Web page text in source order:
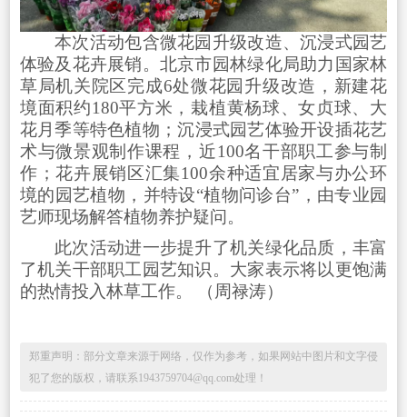
本次活动包含微花园升级改造、沉浸式园艺
体验及花卉展销。北京市园林绿化局助力国家林
草局机关院区完成6处微花园升级改造，新建花
境面积约180平方米，栽植黄杨球、女贞球、大
花月季等特色植物；沉浸式园艺体验开设插花艺
术与微景观制作课程，近100名干部职工参与制
作；花卉展销区汇集100余种适宜居家与办公环
境的园艺植物，并特设“植物问诊台”，由专业园
艺师现场解答植物养护疑问。
此次活动进一步提升了机关绿化品质，丰富
了机关干部职工园艺知识。大家表示将以更饱满
的热情投入林草工作。 （周禄涛）
郑重声明：部分文章来源于网络，仅作为参考，如果网站中图片和文字侵
犯了您的版权，请联系1943759704@qq.com处理！